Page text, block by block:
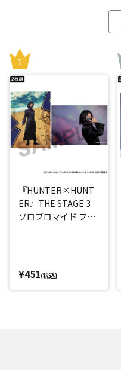
『HUNTER×HUNT
ER』THE STAGE 3
ソロブロマイド フェ
¥451(税込)